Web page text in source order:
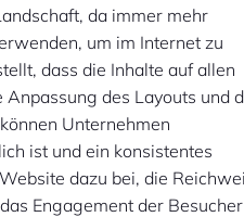
da immer mehr
um im Internet zu
dass die Inhalte auf allen
des Layouts und
Unternehmen
ist und ein konsistentes
dazu bei, die
Engagement der Besucher